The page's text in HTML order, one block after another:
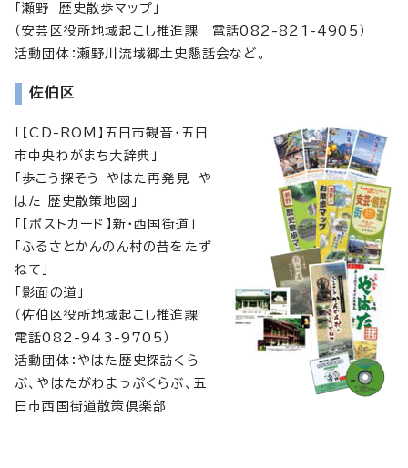
「瀬野 歴史散歩マップ」
（安芸区役所地域起こし推進課 電話082-821-4905）
活動団体：瀬野川流域郷土史懇話会など。
佐伯区
「【CD-ROM】五日市観音・五日
市中央わがまち大辞典」
「歩こう探そう やはた再発見 や
はた 歴史散策地図」
「【ポストカード】新・西国街道」
「ふるさとかんのん村の昔をたず
ねて」
「影面の道」
（佐伯区役所地域起こし推進課
電話082-943-9705）
活動団体：やはた歴史探訪くら
ぶ、やはたがわまっぷくらぶ、五
日市西国街道散策倶楽部